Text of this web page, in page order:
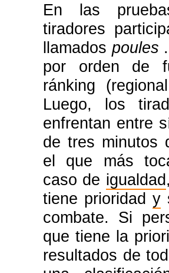
En las
tiradores
llamados poules
por orden de
ránking
Luego, los
enfrentan entre
de tres minutos
el que más
caso de igualdad
tiene prioridad y
combate. Si
que tiene la
resultados de